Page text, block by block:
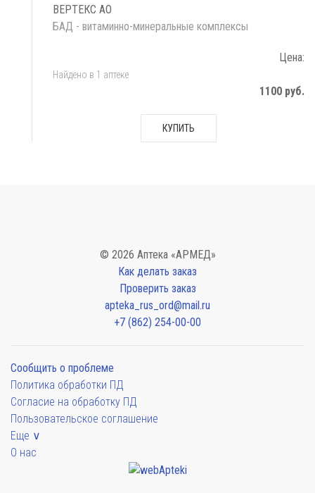
ВЕРТЕКС АО
БАД - витаминно-минеральные комплексы
Цена:
Найдено в 1 аптеке
1100 руб.
КУПИТЬ
© 2026 Аптека «АРМЕД»
Как делать заказ
Проверить заказ
apteka_rus_ord@mail.ru
+7 (862) 254-00-00
Сообщить о проблеме
Политика обработки ПД
Согласие на обработку ПД
Пользовательское соглашение
Еще ∨
О нас